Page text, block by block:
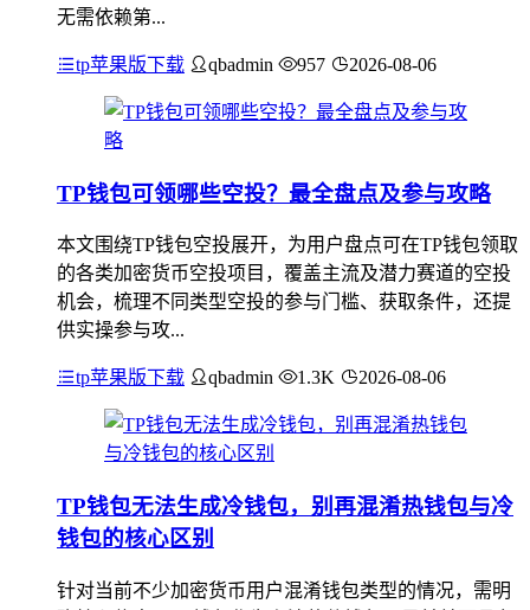
无需依赖第...
tp苹果版下载 qbadmin 957 2026-08-06
TP钱包可领哪些空投？最全盘点及参与攻略
本文围绕TP钱包空投展开，为用户盘点可在TP钱包领取
的各类加密货币空投项目，覆盖主流及潜力赛道的空投
机会，梳理不同类型空投的参与门槛、获取条件，还提
供实操参与攻...
tp苹果版下载 qbadmin 1.3K 2026-08-06
TP钱包无法生成冷钱包，别再混淆热钱包与冷
钱包的核心区别
针对当前不少加密货币用户混淆钱包类型的情况，需明